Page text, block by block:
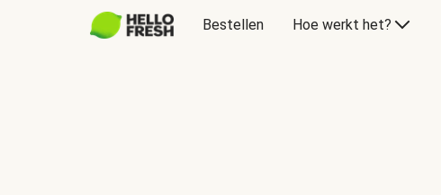
Bestellen Hoe werkt het?